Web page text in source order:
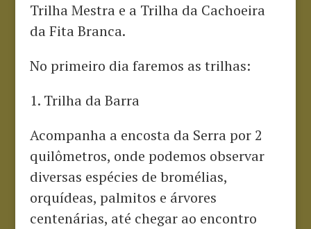
Trilha Mestra e a Trilha da Cachoeira
da Fita Branca.
No primeiro dia faremos as trilhas:
1. Trilha da Barra
Acompanha a encosta da Serra por 2
quilômetros, onde podemos observar
diversas espécies de bromélias,
orquídeas, palmitos e árvores
centenárias, até chegar ao encontro